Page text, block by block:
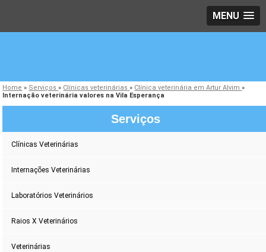
MENU
Home » Serviços» Clínicas veterinárias» Clínica veterinária em Artur Alvim»
Internação veterinária valores na Vila Esperança
Serviços
Clínicas Veterinárias
Internações Veterinárias
Laboratórios Veterinários
Raios X Veterinários
Veterinárias